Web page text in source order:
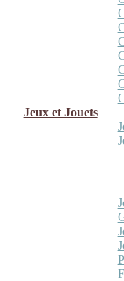
Jeux et Jouets